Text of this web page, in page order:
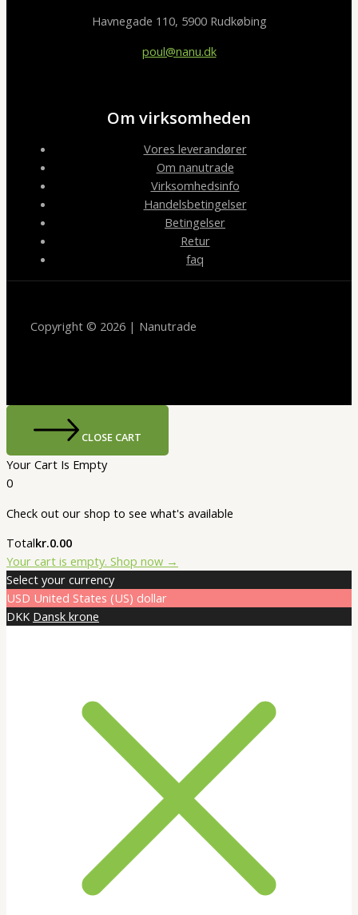
Havnegade 110, 5900 Rudkøbing
poul@nanu.dk
Om virksomheden
Vores leverandører
Om nanutrade
Virksomhedsinfo
Handelsbetingelser
Betingelser
Retur
faq
Copyright © 2026 | Nanutrade
CLOSE CART
Your Cart Is Empty
0
Check out our shop to see what's available
Cart
Total:
Totalkr.0.00
Your cart is empty. Shop now →
Select your currency
USD United States (US) dollar
DKK Dansk krone